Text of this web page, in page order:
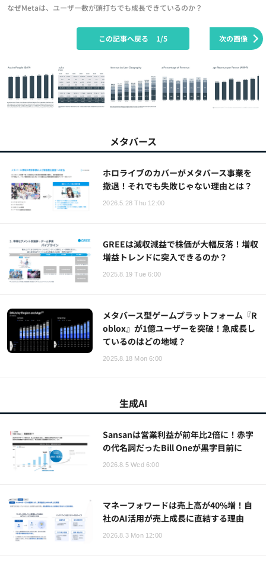
なぜMetaは、ユーザー数が頭打ちでも成長できているのか？
次の画像
この記事へ戻る 1/5
メタバース
ホロライブのカバーがメタバース事業を
撤退！それでも失敗じゃない理由とは？
2026.5.28 Thu 12:00
GREEは減収減益で株価が大幅反落！増収
増益トレンドに突入できるのか？
2025.8.19 Tue 6:00
メタバース型ゲームプラットフォーム『R
oblox』が1億ユーザーを突破！急成長し
ているのはどの地域？
2025.8.18 Mon 6:00
生成AI
Sansanは営業利益が前年比2倍に！赤字
の代名詞だったBill Oneが黒字目前に
2026.8.5 Wed 6:00
マネーフォワードは売上高が40%増！自
社のAI活用が売上成長に直結する理由
2026.8.3 Mon 12:00